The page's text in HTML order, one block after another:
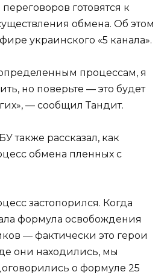
готовятся к
обмена. Об этом
украинского «5 канала».
процессам, я
но поверьте — это будет
— сообщил Тандит.
также рассказал, как
обмена пленных с
застопорился. Когда
формула освобождения
— фактически это герои
они находились, мы
о формуле 25